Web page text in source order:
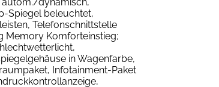
Spiegel beleuchtet,
Telefonschnittstelle
Memory Komforteinstieg;
in Wagenfarbe,
Infotainment-Paket